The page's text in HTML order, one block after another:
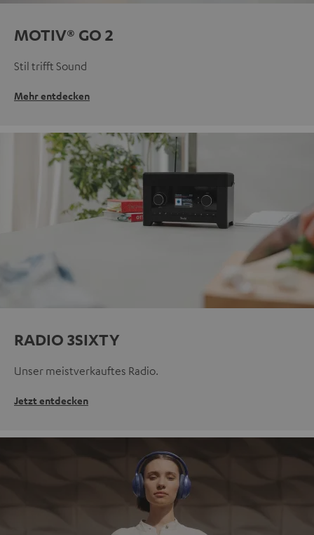
MOTIV® GO 2
Stil trifft Sound
Mehr entdecken
RADIO 3SIXTY
Unser meistverkauftes Radio.
Jetzt entdecken